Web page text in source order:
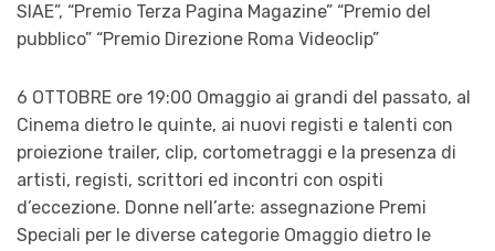
SIAE”, “Premio Terza Pagina Magazine” “Premio del
pubblico” “Premio Direzione Roma Videoclip”
6 OTTOBRE ore 19:00 Omaggio ai grandi del passato, al
Cinema dietro le quinte, ai nuovi registi e talenti con
proiezione trailer, clip, cortometraggi e la presenza di
artisti, registi, scrittori ed incontri con ospiti
d’eccezione. Donne nell’arte: assegnazione Premi
Speciali per le diverse categorie Omaggio dietro le